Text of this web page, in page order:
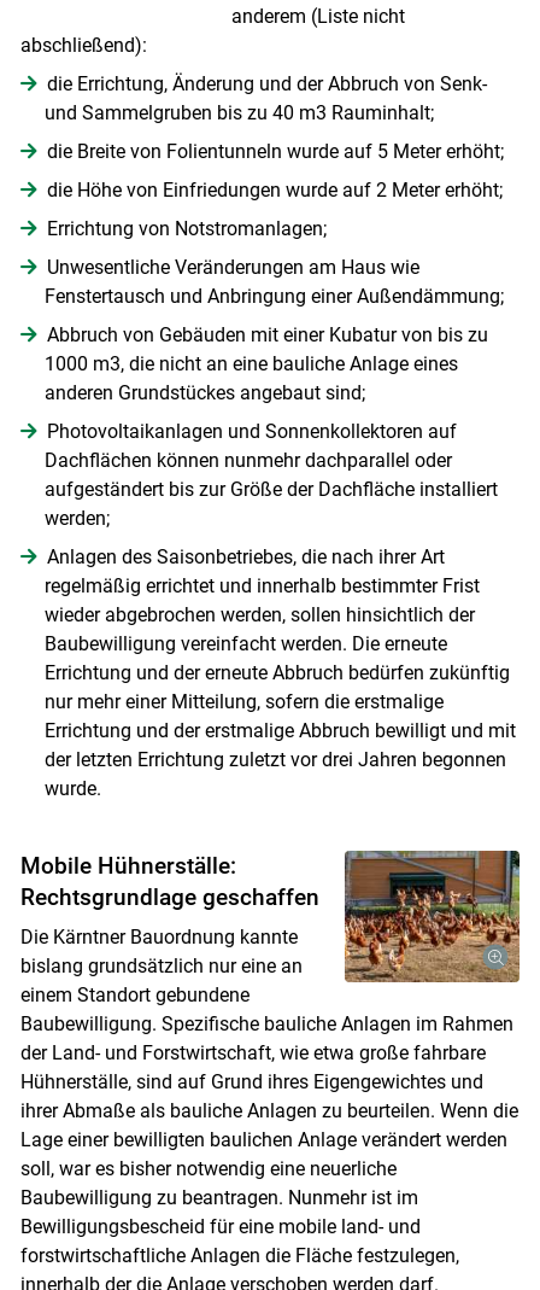
anderem (Liste nicht
abschließend):
die Errichtung, Änderung und der Abbruch von Senk-
und Sammelgruben bis zu 40 m3 Rauminhalt;
die Breite von Folientunneln wurde auf 5 Meter erhöht;
die Höhe von Einfriedungen wurde auf 2 Meter erhöht;
Errichtung von Notstromanlagen;
Unwesentliche Veränderungen am Haus wie
Fenstertausch und Anbringung einer Außendämmung;
Abbruch von Gebäuden mit einer Kubatur von bis zu
1000 m3, die nicht an eine bauliche Anlage eines
anderen Grundstückes angebaut sind;
Photovoltaikanlagen und Sonnenkollektoren auf
Dachflächen können nunmehr dachparallel oder
aufgeständert bis zur Größe der Dachfläche installiert
werden;
Anlagen des Saisonbetriebes, die nach ihrer Art
regelmäßig errichtet und innerhalb bestimmter Frist
wieder abgebrochen werden, sollen hinsichtlich der
Baubewilligung vereinfacht werden. Die erneute
Errichtung und der erneute Abbruch bedürfen zukünftig
nur mehr einer Mitteilung, sofern die erstmalige
Errichtung und der erstmalige Abbruch bewilligt und mit
der letzten Errichtung zuletzt vor drei Jahren begonnen
wurde.
Mobile Hühnerställe:
Rechtsgrundlage geschaffen
Die Kärntner Bauordnung kannte
bislang grundsätzlich nur eine an
einem Standort gebundene
Baubewilligung. Spezifische bauliche Anlagen im Rahmen
der Land- und Forstwirtschaft, wie etwa große fahrbare
Hühnerställe, sind auf Grund ihres Eigengewichtes und
ihrer Abmaße als bauliche Anlagen zu beurteilen. Wenn die
Lage einer bewilligten baulichen Anlage verändert werden
soll, war es bisher notwendig eine neuerliche
Baubewilligung zu beantragen. Nunmehr ist im
Bewilligungsbescheid für eine mobile land- und
forstwirtschaftliche Anlagen die Fläche festzulegen,
innerhalb der die Anlage verschoben werden darf.